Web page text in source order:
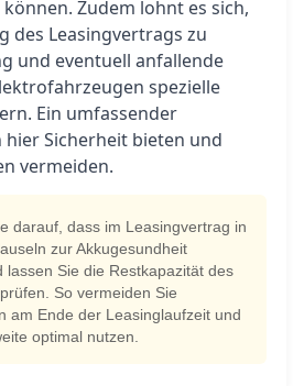
Zudem lohnt es sich,
des Leasingvertrags zu
und eventuell anfallende
spezielle
Ein umfassender
Sicherheit bieten und
vermeiden.
darauf, dass im Leasingvertrag in
zur Akkugesundheit
lassen Sie die Restkapazität des
So vermeiden Sie
am Ende der Leasinglaufzeit und
optimal nutzen.